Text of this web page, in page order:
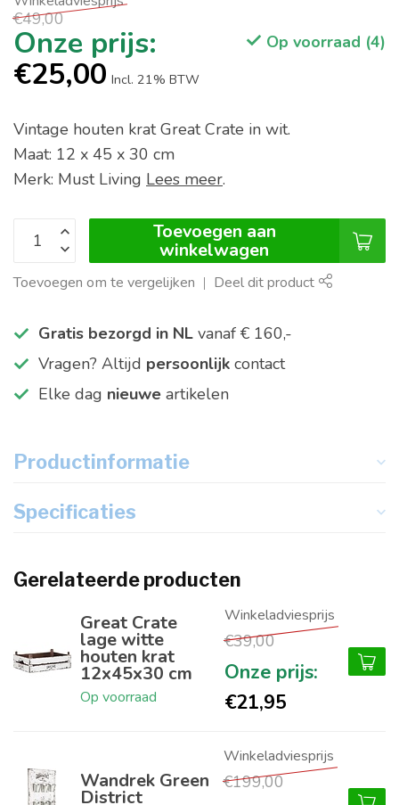
€49,00
€25,00 Incl. 21% BTW
Op voorraad (4)
Vintage houten krat Great Crate in wit.
Maat: 12 x 45 x 30 cm
Merk: Must Living Lees meer.
Toevoegen aan
winkelwagen
Toevoegen om te vergelijken Deel dit product
Gratis bezorgd in NL vanaf € 160,-
Vragen? Altijd persoonlijk contact
Elke dag nieuwe artikelen
Productinformatie
Specificaties
Gerelateerde producten
Great Crate
lage witte
houten krat
12x45x30 cm
Op voorraad
€39,00
€21,95
Wandrek Green
District
€199,00